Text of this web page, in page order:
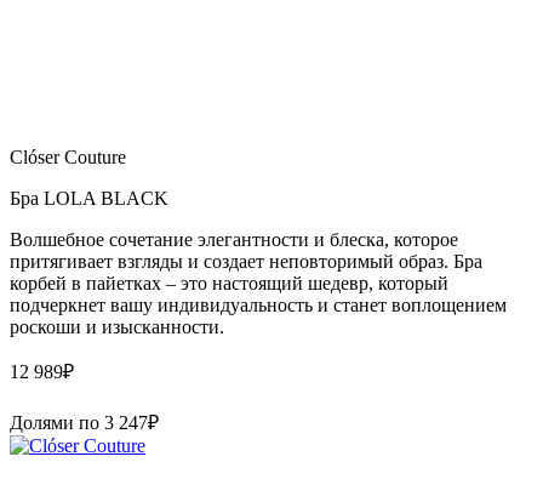
Clóser Couture
Бра LOLA BLACK
Волшебное сочетание элегантности и блеска, которое
притягивает взгляды и создает неповторимый образ. Бра
корбей в пайетках – это настоящий шедевр, который
подчеркнет вашу индивидуальность и станет воплощением
роскоши и изысканности.
12 989₽
Долями по 3 247₽